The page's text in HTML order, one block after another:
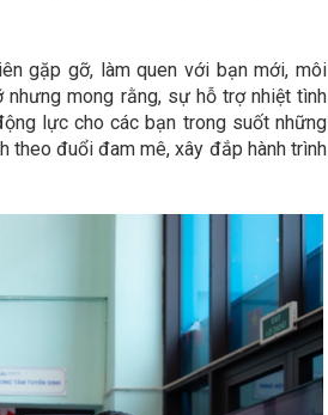
gặp gỡ, làm quen với bạn mới, môi
mong rằng, sự hỗ trợ nhiệt tình
lực cho các bạn trong suốt những
theo đuổi đam mê, xây đắp hành trình